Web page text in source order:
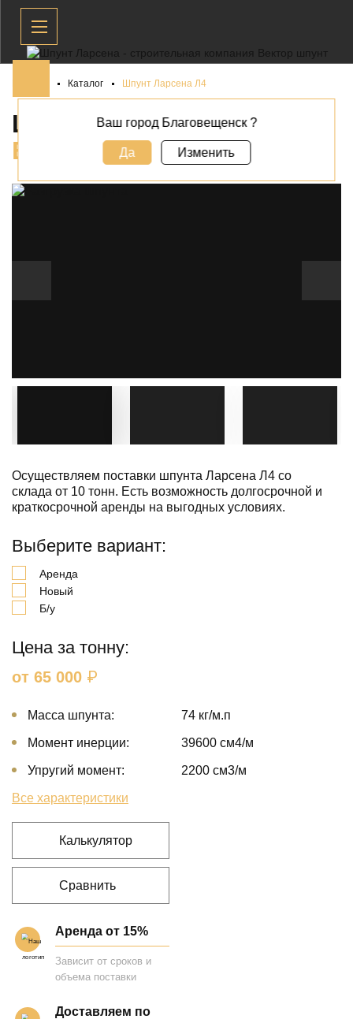
Каталог Шпунт Ларсена Л4
ШПУНТ ЛАРСЕНА Л4 В
БЛАГОВЕЩЕНСКЕ
Осуществляем поставки шпунта Ларсена Л4 со
склада от 10 тонн. Есть возможность долгосрочной и
краткосрочной аренды на выгодных условиях.
Выберите вариант:
Аренда
Новый
Б/у
Цена за тонну:
от 65 000 ₽
Масса шпунта: 74 кг/м.п
Момент инерции: 39600 cм4/м
Упругий момент: 2200 cм3/м
Все характеристики
Калькулятор
Сравнить
Аренда от 15%
Зависит от сроков и
объема поставки
Доставляем по
Ваш город Благовещенск ?
Да Изменить